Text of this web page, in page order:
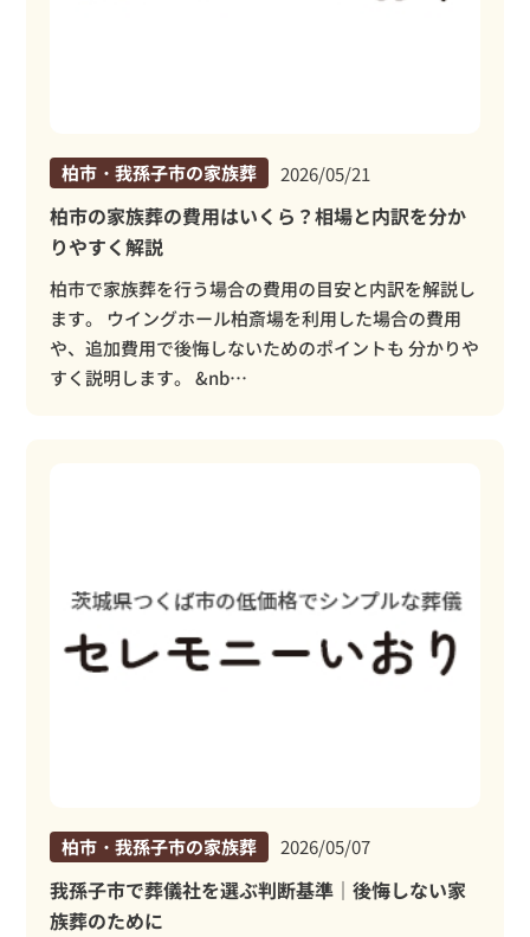
柏市・我孫子市の家族葬 2026/05/21
柏市の家族葬の費用はいくら？相場と内訳を分か
りやすく解説
柏市で家族葬を行う場合の費用の目安と内訳を解説し
ます。 ウイングホール柏斎場を利用した場合の費用
や、追加費用で後悔しないためのポイントも 分かりや
すく説明します。 &nb…
柏市・我孫子市の家族葬 2026/05/07
我孫子市で葬儀社を選ぶ判断基準｜後悔しない家
族葬のために